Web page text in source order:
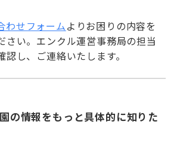
わせフォームよりお困りの内容を
さい。エンクル運営事務局の担当
認し、ご連絡いたします。
の情報をもっと具体的に知りた